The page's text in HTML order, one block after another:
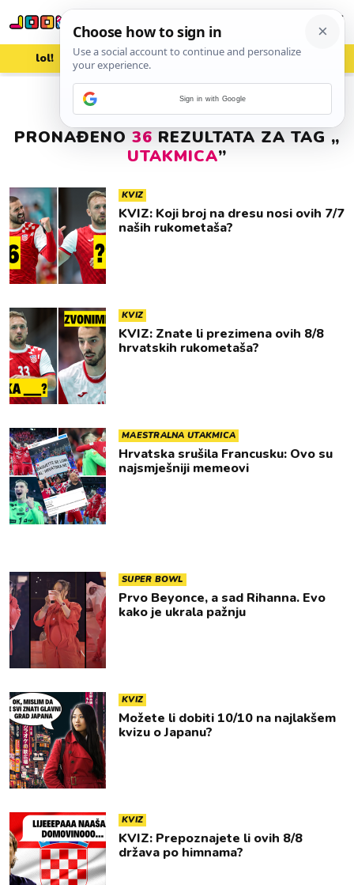
lol! aww vrh! woot?!
PRONAĐENO 36 REZULTATA ZA TAG „
UTAKMICA”
KVIZ
KVIZ: Koji broj na dresu nosi ovih 7/7
naših rukometaša?
KVIZ
KVIZ: Znate li prezimena ovih 8/8
hrvatskih rukometaša?
MAESTRALNA UTAKMICA
Hrvatska srušila Francusku: Ovo su
najsmješniji memeovi
SUPER BOWL
Prvo Beyonce, a sad Rihanna. Evo
kako je ukrala pažnju
KVIZ
Možete li dobiti 10/10 na najlakšem
kvizu o Japanu?
KVIZ
KVIZ: Prepoznajete li ovih 8/8
država po himnama?
Sign in with Google